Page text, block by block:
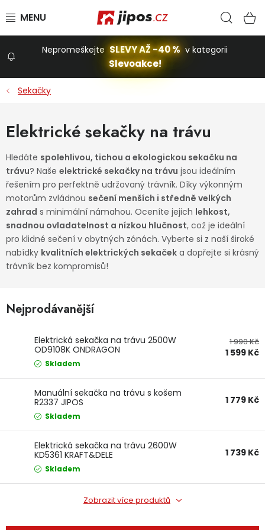
Stavba a dům
Dílna
Domácnost
Dětská hřiště
Autodoplňky
Vánoce
Ochranné pomůcky
Fotovoltaika
Výprodej
Značky
Nepromeškejte SLEVY AŽ -40 % v kategorii
Slevoakce!
Sekačky
Elektrické sekačky na trávu
Hledáte spolehlivou, tichou a ekologickou sekačku na
trávu? Naše elektrické sekačky na trávu jsou ideálním
řešením pro perfektně udržovaný trávník. Díky výkonným
motorům zvládnou sečení menších i středně velkých
zahrad s minimální námahou. Oceníte jejich lehkost,
snadnou ovladatelnost a nízkou hlučnost, což je ideální
pro klidné sečení v obytných zónách. Vyberte si z naší široké
nabídky kvalitních elektrických sekaček a dopřejte si krásný
trávník bez kompromisů!
Nejprodávanější
Elektrická sekačka na trávu 2500W
OD9108K ONDRAGON
1 990 Kč
1 599 Kč
Skladem
Manuální sekačka na trávu s košem
R2337 JIPOS
1 779 Kč
Skladem
Elektrická sekačka na trávu 2600W
KD5361 KRAFT&DELE
1 739 Kč
Skladem
Zobrazit více produktů